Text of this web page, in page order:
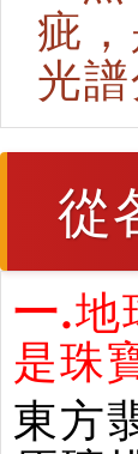
疵
光
從
一.地
是珠
東方